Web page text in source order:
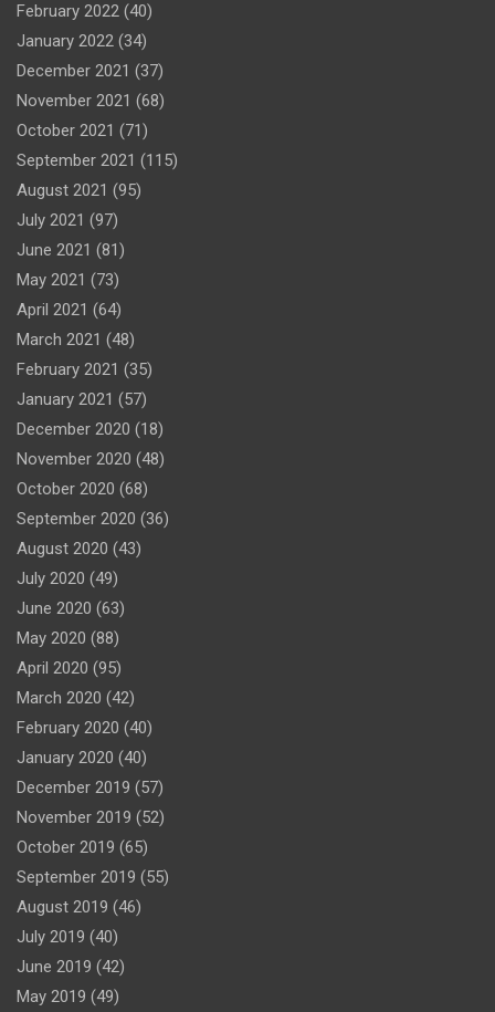
February 2022 (40)
January 2022 (34)
December 2021 (37)
November 2021 (68)
October 2021 (71)
September 2021 (115)
August 2021 (95)
July 2021 (97)
June 2021 (81)
May 2021 (73)
April 2021 (64)
March 2021 (48)
February 2021 (35)
January 2021 (57)
December 2020 (18)
November 2020 (48)
October 2020 (68)
September 2020 (36)
August 2020 (43)
July 2020 (49)
June 2020 (63)
May 2020 (88)
April 2020 (95)
March 2020 (42)
February 2020 (40)
January 2020 (40)
December 2019 (57)
November 2019 (52)
October 2019 (65)
September 2019 (55)
August 2019 (46)
July 2019 (40)
June 2019 (42)
May 2019 (49)